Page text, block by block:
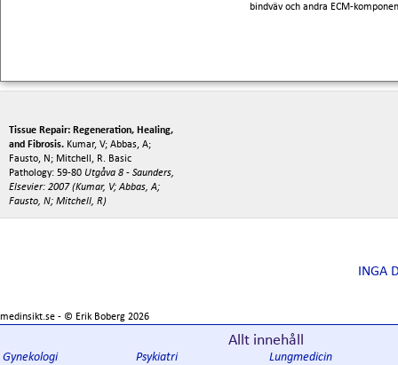
bindväv och andra ECM-
Tissue Repair: Regeneration, Healing,
and Fibrosis. Kumar, V; Abbas, A;
Fausto, N; Mitchell, R. Basic
Pathology: 59-80 Utgåva 8 - Saunders,
Elsevier: 2007 (Kumar, V; Abbas, A;
Fausto, N; Mitchell, R)
INGA
medinsikt.se - © Erik Boberg 2026
Allt innehåll
Gynekologi Psykiatri Lungmedicin